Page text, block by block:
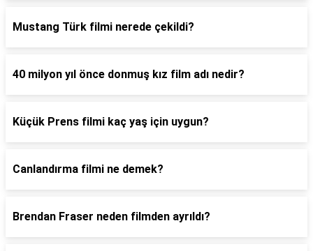
Mustang Türk filmi nerede çekildi?
40 milyon yıl önce donmuş kız film adı nedir?
Küçük Prens filmi kaç yaş için uygun?
Canlandırma filmi ne demek?
Brendan Fraser neden filmden ayrıldı?